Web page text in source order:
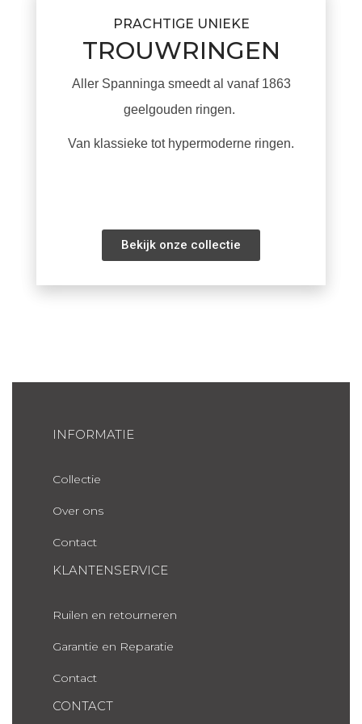
PRACHTIGE UNIEKE
TROUWRINGEN
Aller Spanninga smeedt al vanaf 1863
geelgouden ringen.
Van klassieke tot hypermoderne ringen.
Bekijk onze collectie
INFORMATIE
Collectie
Over ons
Contact
KLANTENSERVICE
Ruilen en retourneren
Garantie en Reparatie
Contact
CONTACT